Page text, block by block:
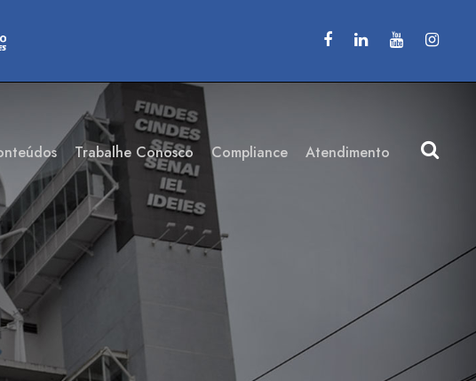
Trabalhe Conosco Compliance Atendimento